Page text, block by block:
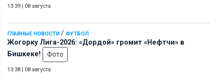
13:39 | 08 августа
ГЛАВНЫЕ НОВОСТИ / ФУТБОЛ
Жогорку Лига-2026: «Дордой» громит «Нефтчи» в
Бишкеке!
Фото
13:38 | 08 августа